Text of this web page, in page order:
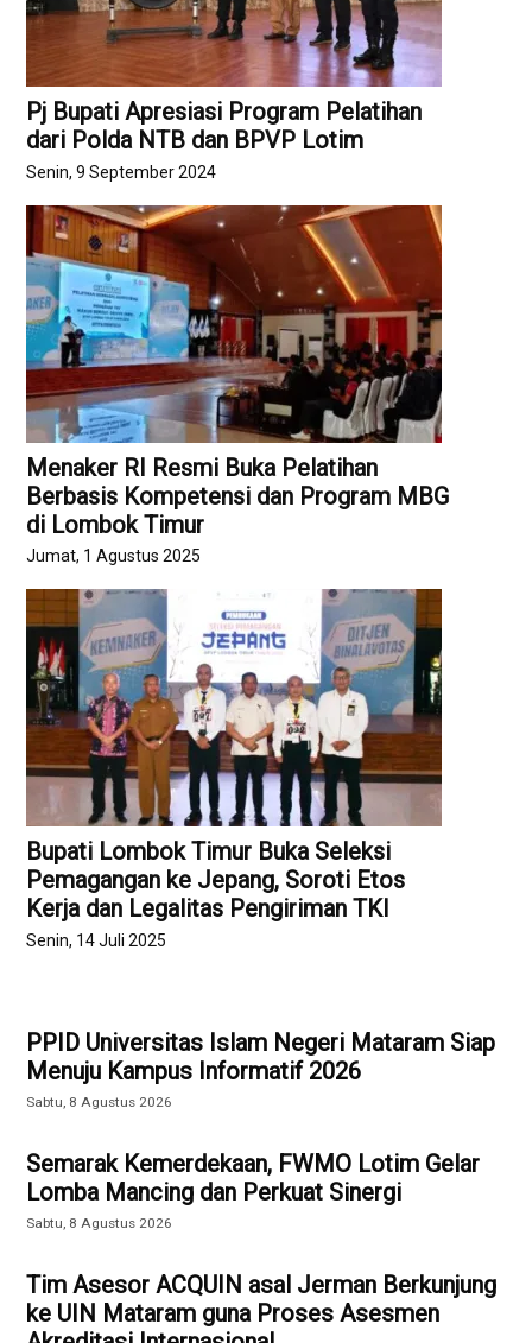
Pj Bupati Apresiasi Program Pelatihan
dari Polda NTB dan BPVP Lotim
Senin, 9 September 2024
Menaker RI Resmi Buka Pelatihan
Berbasis Kompetensi dan Program MBG
di Lombok Timur
Jumat, 1 Agustus 2025
Bupati Lombok Timur Buka Seleksi
Pemagangan ke Jepang, Soroti Etos
Kerja dan Legalitas Pengiriman TKI
Senin, 14 Juli 2025
PPID Universitas Islam Negeri Mataram Siap
Menuju Kampus Informatif 2026
Sabtu, 8 Agustus 2026
Semarak Kemerdekaan, FWMO Lotim Gelar
Lomba Mancing dan Perkuat Sinergi
Sabtu, 8 Agustus 2026
Tim Asesor ACQUIN asal Jerman Berkunjung
ke UIN Mataram guna Proses Asesmen